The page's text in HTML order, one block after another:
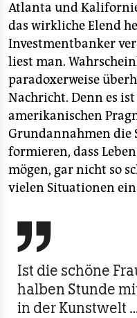
Atlanta und
das wirkliche Elend
Investmentbanker
liest man.
paradoxerweise
Nachricht. Denn es
amerikanischen
Grundannahmen die
formieren, dass
mögen, gar nicht so
vielen Situationen

Ist die schöne
halben Stunde
in der Kunstwelt